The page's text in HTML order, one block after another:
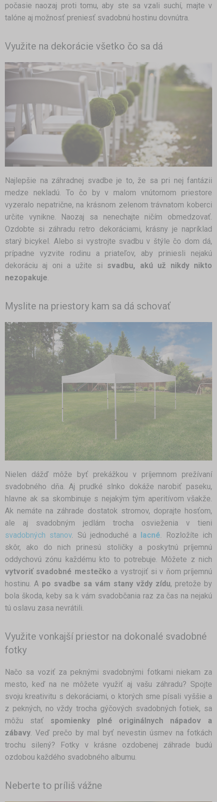
počasie naozaj proti tomu, aby ste sa vzali suchí, majte v
talóne aj možnosť preniesť svadobnú hostinu dovnútra.
Využite na dekorácie všetko čo sa dá
Najlepšie na záhradnej svadbe je to, že sa pri nej fantázii
medze nekladú. To čo by v malom vnútornom priestore
vyzeralo nepatrične, na krásnom zelenom trávnatom koberci
určite vynikne. Naozaj sa nenechajte ničím obmedzovať.
Ozdobte si záhradu retro dekoráciami, krásny je napríklad
starý bicykel. Alebo si vystrojte svadbu v štýle čo dom dá,
prípadne vyzvite rodinu a priateľov, aby priniesli nejakú
dekoráciu aj oni a užite si svadbu, akú už nikdy nikto
nezopakuje
Myslite na priestory kam sa dá schovať
Nielen dážď môže byť prekážkou v príjemnom prežívaní
svadobného dňa. Aj prudké slnko dokáže narobiť paseku,
hlavne ak sa skombinuje s nejakým tým aperitívom všakže.
Ak nemáte na záhrade dostatok stromov, doprajte hosťom,
ale aj svadobným jedlám trocha osvieženia v tieni
svadobných stanov. Sú jednoduché a lacné. Rozložíte ich
skôr, ako do nich prinesú stoličky a poskytnú príjemnú
oddychovú zónu každému kto to potrebuje. Môžete z nich
vytvoriť svadobné mestečko a vystrojiť si v ňom príjemnú
hostinu. A po svadbe sa vám stany vždy zídu, pretože by
bola škoda, keby sa k vám svadobčania raz za čas na nejakú
tú oslavu zasa nevrátili.
Využite vonkajší priestor na dokonalé svadobné
fotky
Načo sa voziť za peknými svadobnými fotkami niekam za
mesto, keď na ne môžete využiť aj vašu záhradu? Spojte
svoju kreativitu s dekoráciami, o ktorých sme písali vyššie a
z pekných, no vždy trocha gýčových svadobných fotiek, sa
môžu stať spomienky plné originálnych nápadov a
zábavy. Veď prečo by mal byť nevestin úsmev na fotkách
trochu silený? Fotky v krásne ozdobenej záhrade budú
ozdobou každého svadobného albumu.
Neberte to príliš vážne